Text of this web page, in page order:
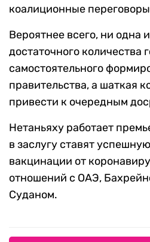
коалиционные
Вероятнее всего, ни одна
достаточного количества
самостоятельного
правительства, а шаткая
привести к очередным
Нетаньяху работает
в заслугу ставят
вакцинации от
отношений с ОАЭ,
Суданом.